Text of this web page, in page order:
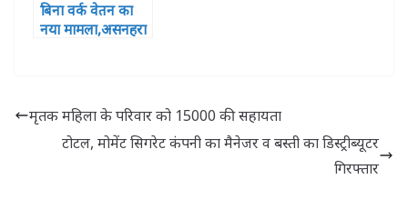
बिना वर्क वेतन का
नया मामला,असनहरा
मृतक महिला के परिवार को 15000 की सहायता
टोटल, मोमेंट सिगरेट कंपनी का मैनेजर व बस्ती का डिस्ट्रीब्यूटर
गिरफ्तार